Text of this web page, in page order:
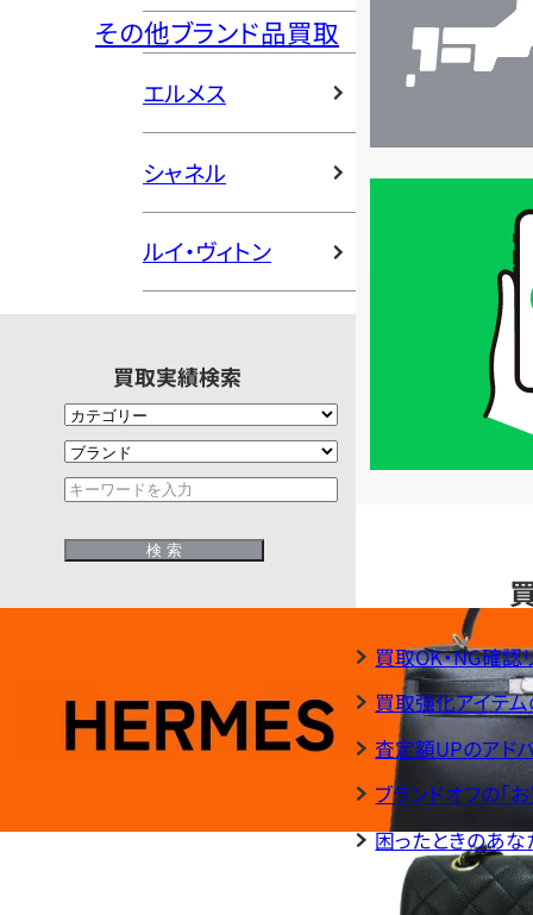
その他ブランド品買取
エルメス
シャネル
ルイ・ヴィトン
買取実績検索
定
買取OK・NG確認
買取強化アイテ
査定額UPのアド
ブランドオフの「
困ったときのあな